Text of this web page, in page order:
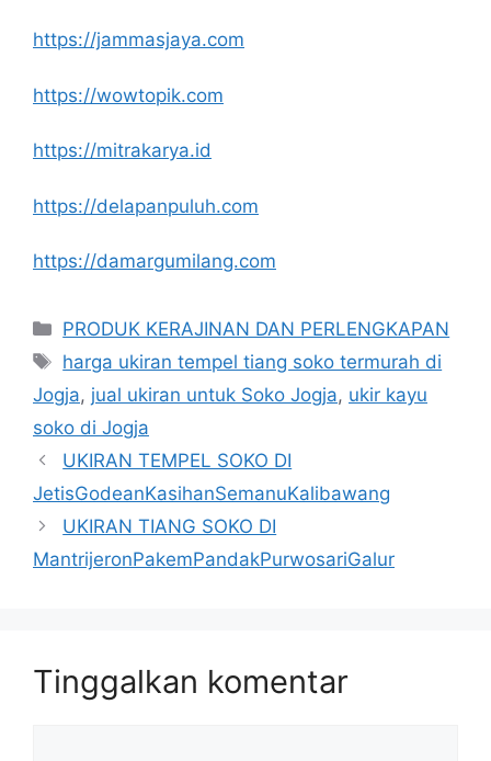
https://jammasjaya.com
https://wowtopik.com
https://mitrakarya.id
https://delapanpuluh.com
https://damargumilang.com
Kategori
PRODUK KERAJINAN DAN PERLENGKAPAN
Tag
harga ukiran tempel tiang soko termurah di
Jogja, jual ukiran untuk Soko Jogja, ukir kayu
soko di Jogja
UKIRAN TEMPEL SOKO DI
JetisGodeanKasihanSemanuKalibawang
UKIRAN TIANG SOKO DI
MantrijeronPakemPandakPurwosariGalur
Tinggalkan komentar